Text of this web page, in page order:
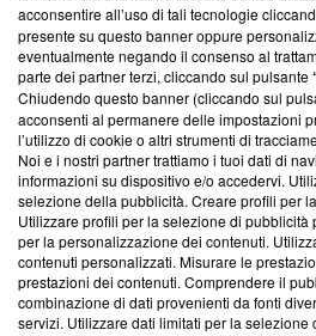
parte; Trust Project non ha ancora
conformità agli standard.
Su di noi
Team editoriale
Corporate
Redazione
Informativa Privacy
Cookie Policy
acconsentire all’uso di tali tecnologie
presente su questo banner oppure
eventualmente negando il consenso al
parte dei partner terzi, cliccando sul pulsante
Chiudendo questo banner (cliccando sul
acconsenti al permanere delle impostazioni
l’utilizzo di cookie o altri strumenti di
Noi e i nostri partner trattiamo i tuoi dati di
informazioni su dispositivo e/o accedervi.
selezione della pubblicità. Creare profili per
Utilizzare profili per la selezione di pubblicità
per la personalizzazione dei contenuti.
contenuti personalizzati. Misurare le
prestazioni dei contenuti. Comprendere il
combinazione di dati provenienti da fonti
servizi. Utilizzare dati limitati per la selezione